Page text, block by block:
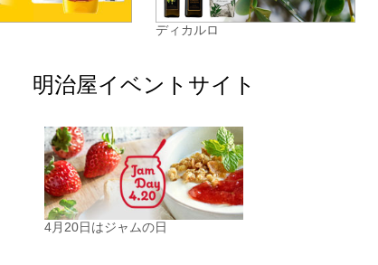
ディカルロ
明治屋イベントサイト
4月20日はジャムの日